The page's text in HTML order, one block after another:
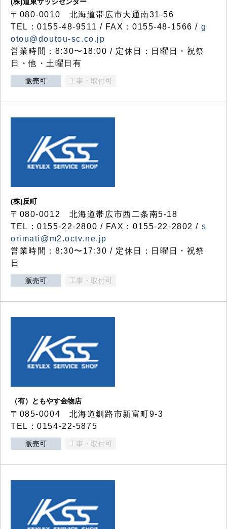
〒080-0010 北海道帯広市大通南31-56
TEL：0155-48-9511 / FAX：0155-48-1566 / g
otou@doutou-sc.co.jp
営業時間：8:30〜18:00 / 定休日：日曜日・祝祭
日・他・土曜日有
販売可 工事・取付可
(株)反町
〒080-0012 北海道帯広市西二条南5-18
TEL：0155-22-2800 / FAX：0155-22-2802 / s
orimati@m2.octv.ne.jp
営業時間：8:30〜17:30 / 定休日：日曜日・祝祭
日
販売可 工事・取付可
（有）ともやす金物店
〒085-0004 北海道釧路市新富町9-3
TEL：0154-22-5875
販売可 工事・取付可